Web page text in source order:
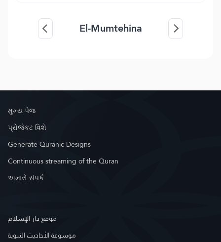
El-Mumtehina
મુખ્ય પેજ
પ્રોજેકટ વિશે
Generate Quranic Designs
Continuous streaming of the Quran
અમારો સંપર્ક
موقع دار الإسلام
موسوعة الأحاديث النبوية